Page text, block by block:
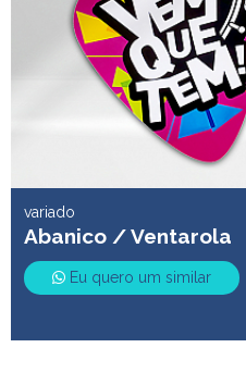
variado
Abanico / Ventarola
Eu quero um similar